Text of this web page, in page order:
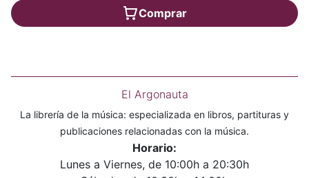
Comprar
El Argonauta
La librería de la música: especializada en libros, partituras y
publicaciones relacionadas con la música.
Horario:
Lunes a Viernes, de 10:00h a 20:30h